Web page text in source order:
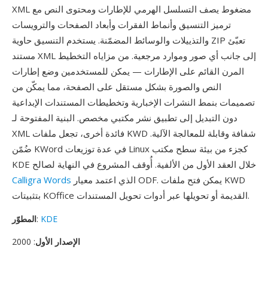
XML مضغوط يصف التسلسل الهرمي للإطارات ومحتوى النص مع
ترميز التنسيق وأنماط الفقرات وأبعاد الصفحات والترويسات
والتذييلات والوسائط المضمّنة. يستخدم التنسيق حاوية ZIP تعبّئ
مستند XML إلى جانب أي صور وموارد مرجعية. من مزاياه التخطيط
المرن القائم على الإطارات — يمكن للمستخدمين وضع إطارات
النص والصورة بشكل مستقل على الصفحة، مما يمكّن من
تصميمات بنمط النشرات الإخبارية وتخطيطات المستندات الإبداعية
دون التبديل إلى تطبيق نشر مكتبي مخصص. البنية المفتوحة لـ
XML فائدة أخرى، تجعل ملفات KWD شفافة وقابلة للمعالجة الآلية.
ضُمّن KWord في عدة توزيعات Linux كجزء من بيئة سطح مكتب
KDE خلال العقد الأول من الألفية. أُوقف المشروع في النهاية لصالح
Calligra Words
بتثبيتات KOffice القديمة أو تحويلها عبر أدوات تحويل المستندات.
المطوّر: KDE
الإصدار الأول: 2000